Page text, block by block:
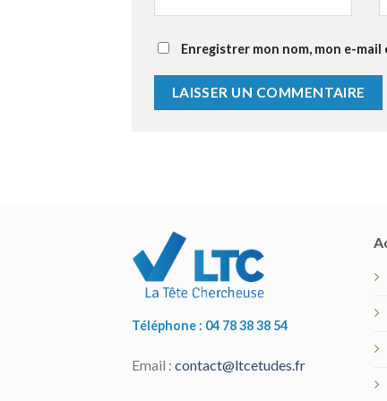
Enregistrer mon nom, mon e-
Téléphone : 04 78 38 38 54
Email : contact@ltcetudes.fr